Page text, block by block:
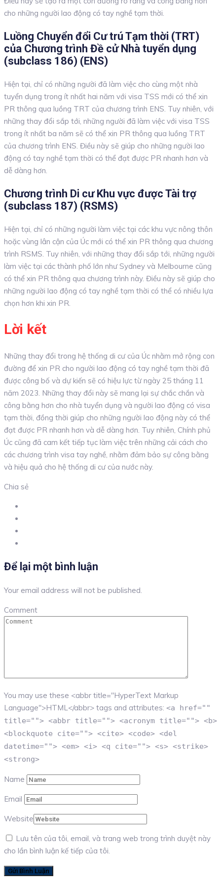
cho những người lao động có tay nghề tạm thời.
Luồng Chuyển đổi Cư trú Tạm thời (TRT)
của Chương trình Đề cử Nhà tuyển dụng
(subclass 186) (ENS)
Hiện tại, chỉ có những người đã làm việc cho cùng một nhà
tuyển dụng trong ít nhất hai năm với visa TSS mới có thể xin
PR thông qua luồng TRT của chương trình ENS. Tuy nhiên, với
những thay đổi sắp tới, những người đã làm việc với visa TSS
trong ít nhất ba năm sẽ có thể xin PR thông qua luồng TRT
của chương trình ENS. Điều này sẽ giúp cho những người lao
động có tay nghề tạm thời có thể đạt được PR nhanh hơn và
dễ dàng hơn.
Chương trình Di cư Khu vực được Tài trợ
(subclass 187) (RSMS)
Hiện tại, chỉ có những người làm việc tại các khu vực nông thôn
hoặc vùng lân cận của Úc mới có thể xin PR thông qua chương
trình RSMS. Tuy nhiên, với những thay đổi sắp tới, những người
làm việc tại các thành phố lớn như Sydney và Melbourne cũng
có thể xin PR thông qua chương trình này. Điều này sẽ giúp cho
những người lao động có tay nghề tạm thời có thể có nhiều lựa
chọn hơn khi xin PR.
Lời kết
Những thay đổi trong hệ thống di cư của Úc nhằm mở rộng con
đường để xin PR cho người lao động có tay nghề tạm thời đã
được công bố và dự kiến sẽ có hiệu lực từ ngày 25 tháng 11
năm 2023. Những thay đổi này sẽ mang lại sự chắc chắn và
công bằng hơn cho nhà tuyển dụng và người lao động có visa
tạm thời, đồng thời giúp cho những người lao động này có thể
đạt được PR nhanh hơn và dễ dàng hơn. Tuy nhiên, Chính phủ
Úc cũng đã cam kết tiếp tục làm việc trên những cải cách cho
các chương trình visa tay nghề, nhằm đảm bảo sự công bằng
và hiệu quả cho hệ thống di cư của nước này.
Chia sẻ
Để lại một bình luận
Your email address will not be published.
Comment
You may use these <abbr title="HyperText Markup
Language">HTML</abbr> tags and attributes: <a href=""
title=""> <abbr title=""> <acronym title=""> <b>
<blockquote cite=""> <cite> <code> <del
datetime=""> <em> <i> <q cite=""> <s> <strike>
<strong>
Name
Email
Website
Lưu tên của tôi, email, và trang web trong trình duyệt này
cho lần bình luận kế tiếp của tôi.